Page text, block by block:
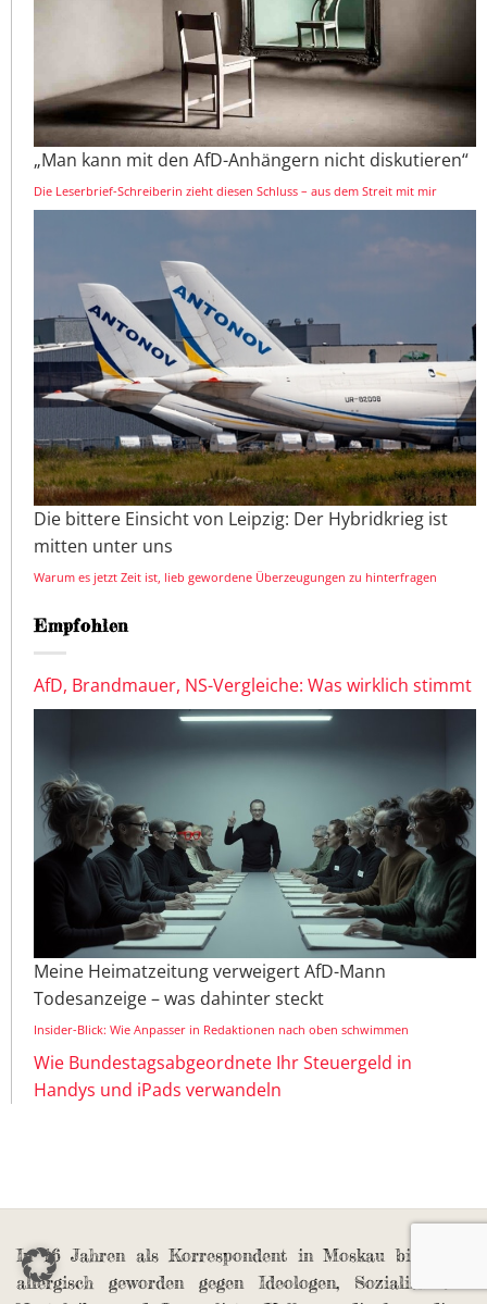
„Man kann mit den AfD-Anhängern nicht diskutieren“
Die Leserbrief-Schreiberin zieht diesen Schluss – aus dem Streit mit mir
Die bittere Einsicht von Leipzig: Der Hybridkrieg ist
mitten unter uns
Warum es jetzt Zeit ist, lieb gewordene Überzeugungen zu hinterfragen
Empfohlen
AfD, Brandmauer, NS-Vergleiche: Was wirklich stimmt
Meine Heimatzeitung verweigert AfD-Mann
Todesanzeige – was dahinter steckt
Insider-Blick: Wie Anpasser in Redaktionen nach oben schwimmen
Wie Bundestagsabgeordnete Ihr Steuergeld in
Handys und iPads verwandeln
In 16 Jahren als Korrespondent in Moskau bin ich
allergisch geworden gegen Ideologen, Sozialismus-